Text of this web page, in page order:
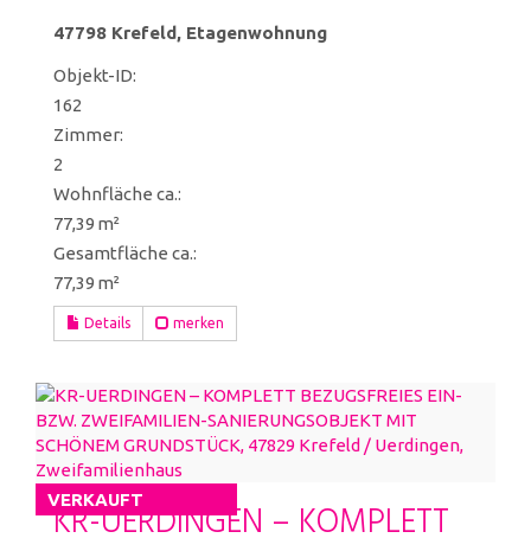
47798 Krefeld, Etagenwohnung
Objekt-ID:
162
Zimmer:
2
Wohnfläche ca.:
77,39 m²
Gesamtfläche ca.:
77,39 m²
Details merken
VERKAUFT
KR-UERDINGEN – KOMPLETT